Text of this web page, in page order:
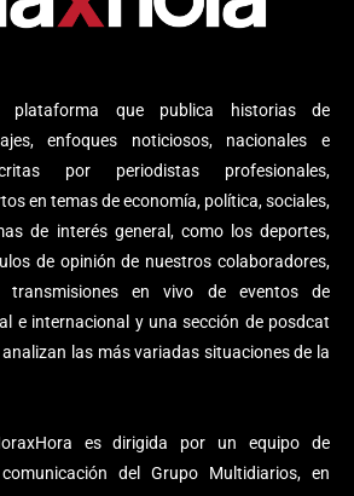
plataforma que publica historias de
enfoques noticiosos, nacionales e
por periodistas profesionales,
en temas de economía, política, sociales,
de interés general, como los deportes,
de opinión de nuestros colaboradores,
en vivo de eventos de
e internacional y una sección de posdcat
las más variadas situaciones de la
es dirigida por un equipo de
del Grupo Multidiarios, en